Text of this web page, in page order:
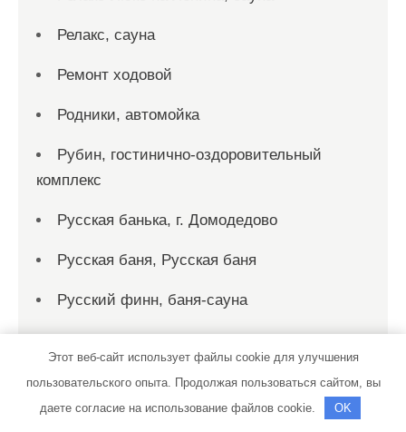
Релакс, сауна
Ремонт ходовой
Родники, автомойка
Рубин, гостинично-оздоровительный
комплекс
Русская банька, г. Домодедово
Русская баня, Русская баня
Русский финн, баня-сауна
Рыбка, сауна
Рэн, сервисный автокомплекс
Этот веб-сайт использует файлы cookie для улучшения
пользовательского опыта. Продолжая пользоваться сайтом, вы
даете согласие на использование файлов cookie.
OK